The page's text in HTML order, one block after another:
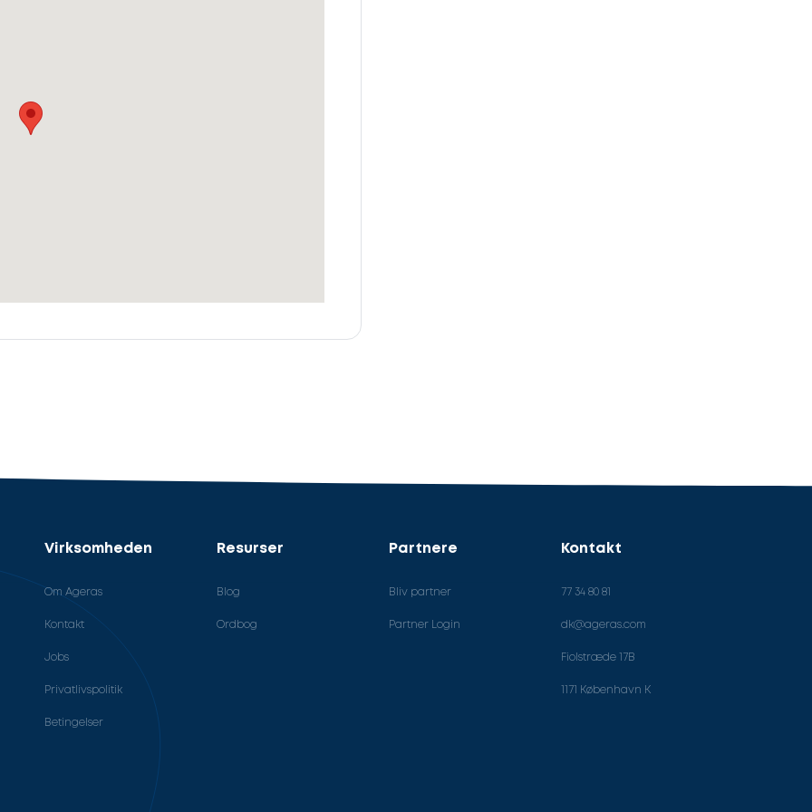
Virksomheden
Om Ageras
Kontakt
Jobs
Privatlivspolitik
Betingelser
Resurser
Blog
Ordbog
Partnere
Bliv partner
Partner Login
Kontakt
77 34 80 81
dk@ageras.com
Fiolstræde 17B
1171 København K